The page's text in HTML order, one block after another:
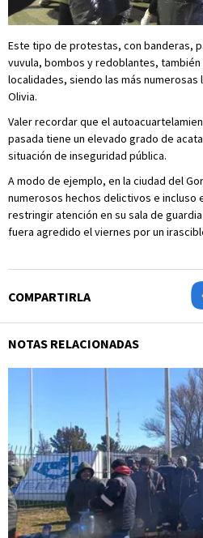
Este tipo de protestas, con banderas,
vuvula, bombos y redoblantes,
localidades, siendo las más numerosas
Olivia.
Valer recordar que el
pasada tiene un elevado grado de
situación de inseguridad pública.
A modo de ejemplo, en la ciudad del
numerosos hechos delictivos e incluso
restringir atención en su sala de
fuera agredido el viernes por un
COMPARTIRLA
NOTAS RELACIONADAS